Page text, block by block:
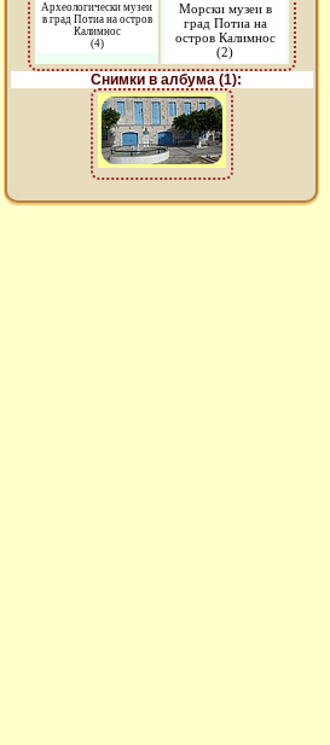
Археологически музеи
в град Потиа на остров
Калимнос
(4)
Морски музеи в
град Потиа на
остров Калимнос
(2)
Снимки в албума (1):